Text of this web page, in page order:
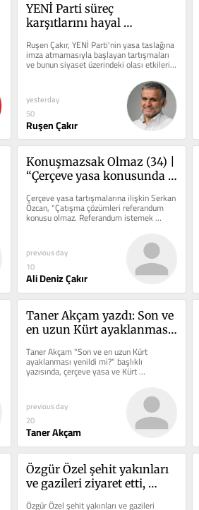
YENİ Parti süreç
karşıtlarını hayal
Ruşen Çakır yorumladı
Ruşen Çakır, YENİ Parti'nin yasa taslağına
imza atmamasıyla başlayan tartışmaları
ve bunun siyaset üzerindeki olası etkilerini
değerlendirdi.
yesterday
50
Ruşen Çakır
Konuşmazsak Olmaz (34) |
“Çerçeve yasa konusunda
popülizm yapmaktır”
Çerçeve yasa tartışmalarına ilişkin Serkan
Özcan, "Çatışma çözümleri referandum
konusu olmaz. Referandum istemek
previous day
10
Ali Deniz Çakır
Taner Akçam yazdı: Son ve
en uzun Kürt ayaklanması
Taner Akçam "Son ve en uzun Kürt
ayaklanması yenildi mi?" başlıklı
yazısında, çerçeve yasa ve Kürt
meselesinde yeni dönemi değerlendirdi.
previous day
20
Taner Akçam
Özgür Özel şehit yakınları
ve gazileri ziyaret etti,
Özgür Özel şehit yakınları ve gazileri